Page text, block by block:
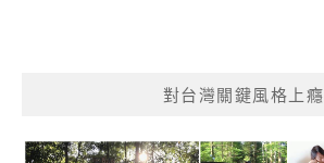
對台灣關鍵風格上癮